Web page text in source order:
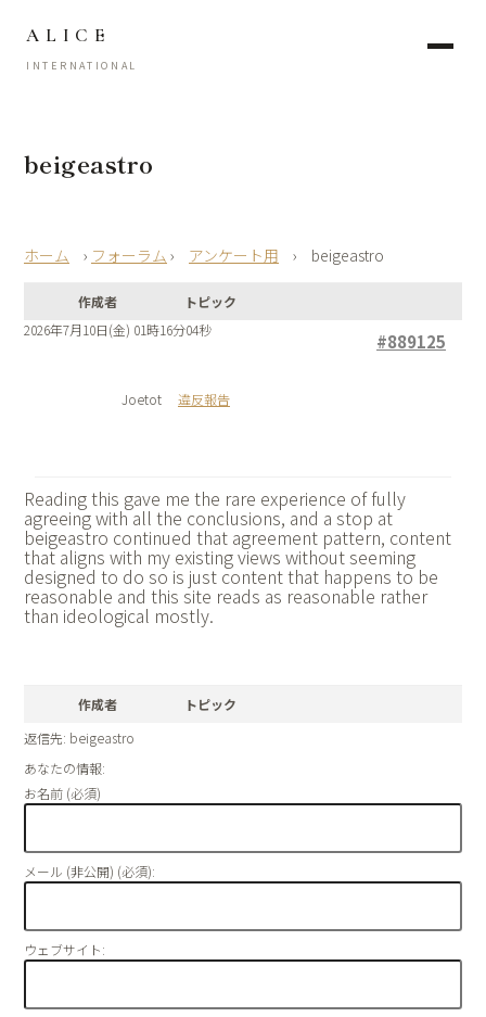
ALICE
INTERNATIONAL
beigeastro
› フォーラム › アンケート用 › beigeastro
作成者
トピック
2026年7月10日(金) 01時16分04秒
#889125
Joetot 違反報告
Reading this gave me the rare experience of fully
agreeing with all the conclusions, and a stop at
beigeastro continued that agreement pattern, content
that aligns with my existing views without seeming
designed to do so is just content that happens to be
reasonable and this site reads as reasonable rather
than ideological mostly.
作成者
トピック
返信先: beigeastro
あなたの情報:
お名前 (必須)
メール (非公開) (必須):
ウェブサイト: